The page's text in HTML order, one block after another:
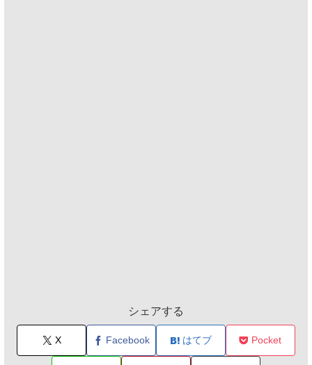
シェアする
X Facebook はてブ Pocket